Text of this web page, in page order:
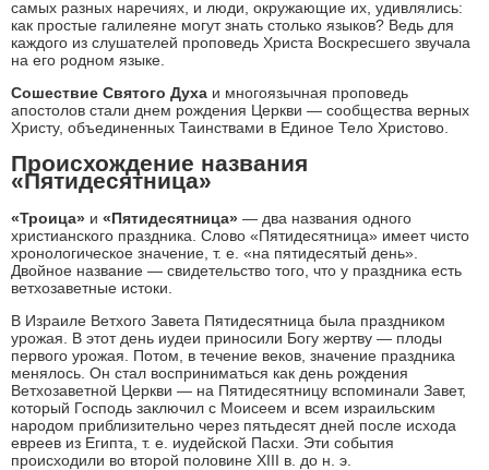
самых разных наречиях, и люди, окружающие их, удивлялись:
как простые галилеяне могут знать столько языков? Ведь для
каждого из слушателей проповедь Христа Воскресшего звучала
на его родном языке.
Сошествие Святого Духа и многоязычная проповедь
апостолов стали днем рождения Церкви — сообщества верных
Христу, объединенных Таинствами в Единое Тело Христово.
Происхождение названия
«Пятидесятница»
«Троица» и «Пятидесятница» — два названия одного
христианского праздника. Слово «Пятидесятница» имеет чисто
хронологическое значение, т. е. «на пятидесятый день».
Двойное название — свидетельство того, что у праздника есть
ветхозаветные истоки.
В Израиле Ветхого Завета Пятидесятница была праздником
урожая. В этот день иудеи приносили Богу жертву — плоды
первого урожая. Потом, в течение веков, значение праздника
менялось. Он стал восприниматься как день рождения
Ветхозаветной Церкви — на Пятидесятницу вспоминали Завет,
который Господь заключил с Моисеем и всем израильским
народом приблизительно через пятьдесят дней после исхода
евреев из Египта, т. е. иудейской Пасхи. Эти события
происходили во второй половине XIII в. до н. э.